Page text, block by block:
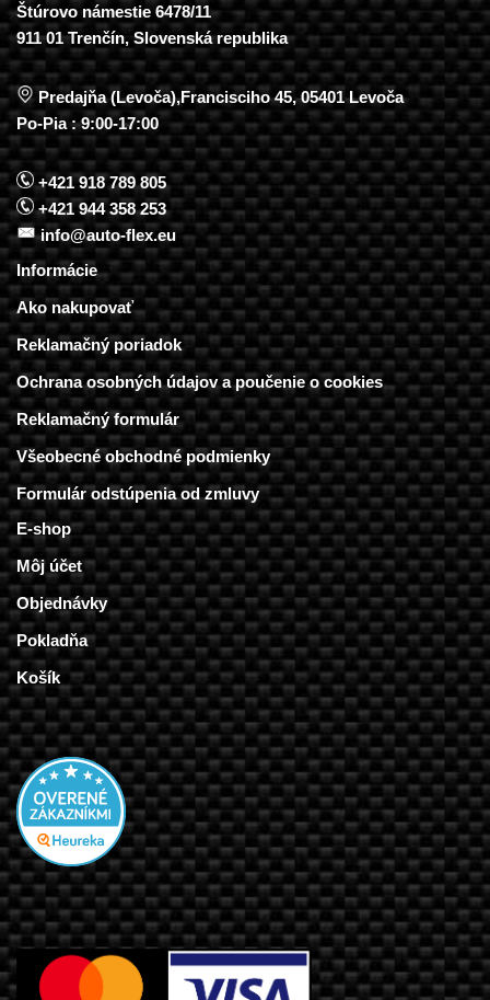
Štúrovo námestie 6478/11
911 01 Trenčín, Slovenská republika
Predajňa (Levoča),Francisciho 45, 05401 Levoča
Po-Pia : 9:00-17:00
+421 918 789 805
+421 944 358 253
info@auto-flex.eu
Informácie
Ako nakupovať
Reklamačný poriadok
Ochrana osobných údajov a poučenie o cookies
Reklamačný formulár
Všeobecné obchodné podmienky
Formulár odstúpenia od zmluvy
E-shop
Môj účet
Objednávky
Pokladňa
Košík